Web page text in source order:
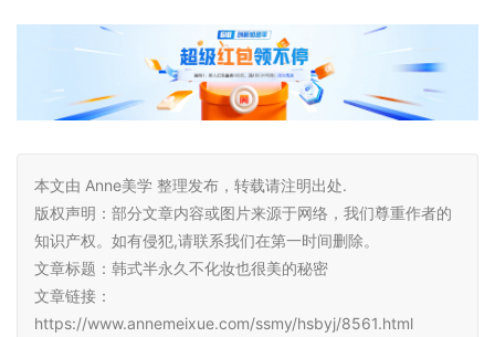
本文由 Anne美学 整理发布，转载请注明出处.
版权声明：部分文章内容或图片来源于网络，我们尊重作者的
知识产权。如有侵犯,请联系我们在第一时间删除。
文章标题：韩式半永久不化妆也很美的秘密
文章链接：
https://www.annemeixue.com/ssmy/hsbyj/8561.html